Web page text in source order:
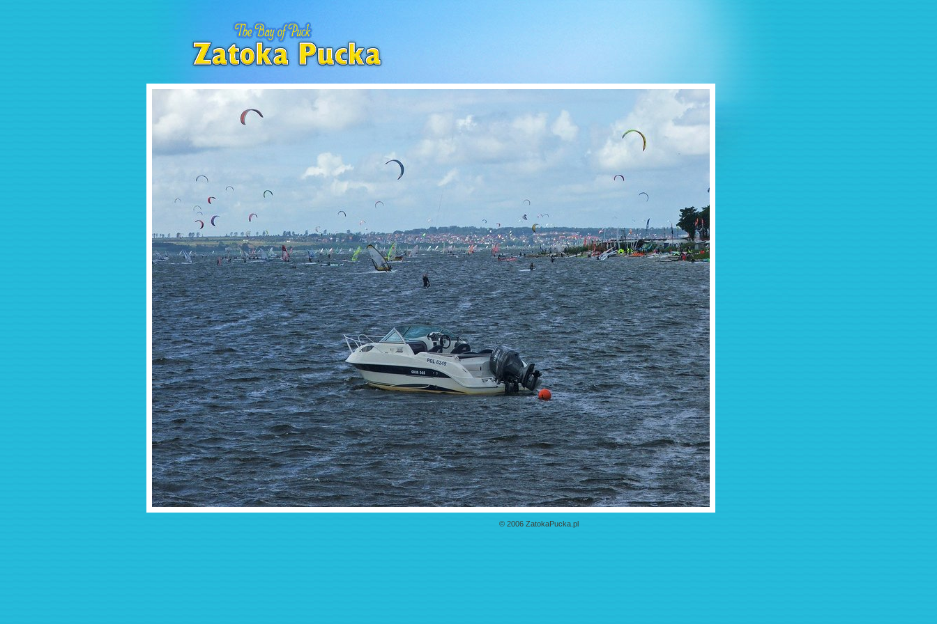
© 2006 ZatokaPucka.pl